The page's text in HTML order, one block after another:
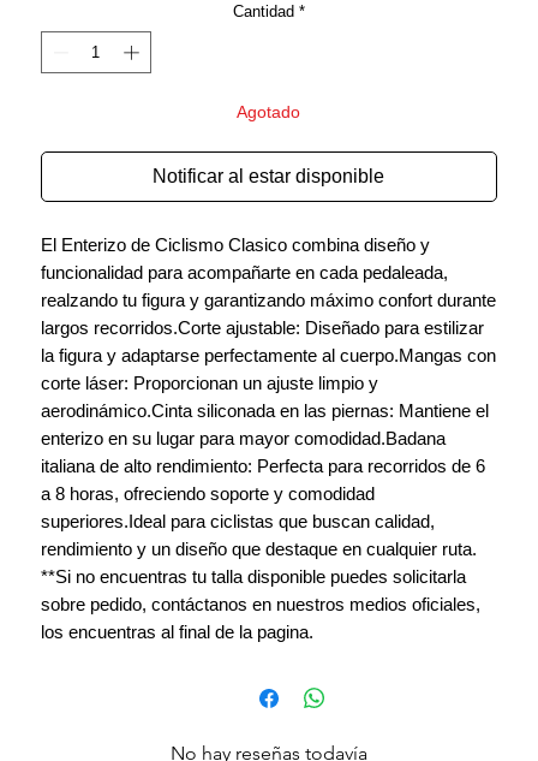
Cantidad *
Agotado
Notificar al estar disponible
El Enterizo de Ciclismo Clasico combina diseño y
funcionalidad para acompañarte en cada pedaleada,
realzando tu figura y garantizando máximo confort durante
largos recorridos.Corte ajustable: Diseñado para estilizar
la figura y adaptarse perfectamente al cuerpo.Mangas con
corte láser: Proporcionan un ajuste limpio y
aerodinámico.Cinta siliconada en las piernas: Mantiene el
enterizo en su lugar para mayor comodidad.Badana
italiana de alto rendimiento: Perfecta para recorridos de 6
a 8 horas, ofreciendo soporte y comodidad
superiores.Ideal para ciclistas que buscan calidad,
rendimiento y un diseño que destaque en cualquier ruta.
**Si no encuentras tu talla disponible puedes solicitarla
sobre pedido, contáctanos en nuestros medios oficiales,
los encuentras al final de la pagina.
No hay reseñas todavía